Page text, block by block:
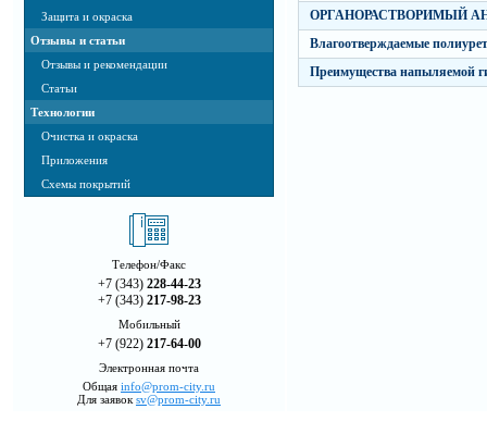
Защита и окраска
Отзывы и статьи
Отзывы и рекомендации
Статьи
Технологии
Очистка и окраска
Приложения
Схемы покрытий
Телефон/Факс
+7 (343) 228-44-23
+7 (343) 217-98-23
Мобильный
+7 (922) 217-64-00
Электронная почта
Общая info@prom-city.ru
Для заявок sv@prom-city.ru
ОРГАНОРАСТВОРИМЫЙ
Влагоотверждаемые
Преимущества напыляемой